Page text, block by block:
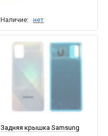
Наличие: нет
Задняя крышка Samsung